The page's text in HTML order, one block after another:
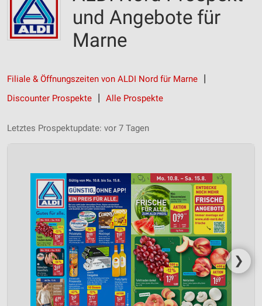
und Angebote für
Marne
Filiale & Öffnungszeiten von ALDI Nord für Marne
Discounter Prospekte
Alle Prospekte
Letztes Prospektupdate: vor 7 Tagen
❯